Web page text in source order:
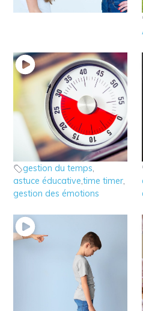
Astuces éducatives
7 – Astuce éducative :
le Time Timer
Astuces éducatives
gestion du temps,
astuce éducative,time timer,
gestion des émotions
5 – Astuce éducative: